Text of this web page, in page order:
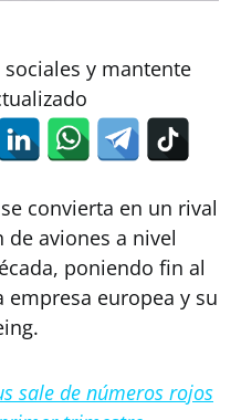
y mantente
convierta en un rival
aviones a nivel
poniendo fin al
europea y su
sale de números rojos